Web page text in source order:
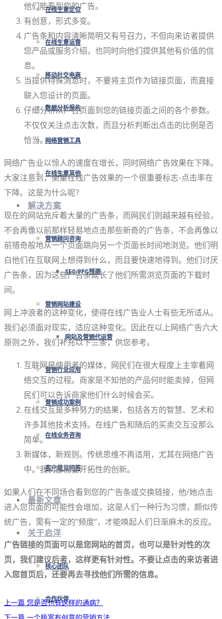
在线生意定位
在线生意运营
移动社交电商
数据分析报告
网络营销工具
在线生意其他
解决方案
营销顾问咨询
SEO/PPC预测
营销网站建设
网站及营销代运营
营销行业应用
营销成功案例
在线业务咨询
客户常见问答
最新文章
关于启洋
核心团队
合作伙伴
他们能看到您的广告。
有创意，形式多变。
广告条和内容清晰简明又有号召力，不但向来访者提供
您产品或服务介绍，也同时向他们提供其他有价值的信
息。
当提供特殊消息时，不要将主页作为链接页面，而直接
联入您设计的页面。
仔细分析从广告页面到您的链接页面之间的各个参数。
不仅仅关注点击次数，而且分析判断出点击的比例是否
恰当。
网络广告业以惊人的速度在增长，同时网络广告效果在下降。
大家注意到，衡量在线广告效果的一个很重要标志-点击率在
下降。这是为什么呢？
现在的网站充斥着大量的广告条，而网民们则越来越有经验，
不会再像以前那样轻易地点击那些新奇的广告条，不会再像以
前猎奇般地从一个页面跳向另一个页面长时间地浏览。他们明
白他们在互联网上想得到什么，而且要快速地得到。他们讨厌
广告条，因为这些广告条延长了他们所需浏览页面的下载时
间。
网上冲浪者的这种变化，使得在线广告业人士有些无所适从。
我们必须面对现实，适应这种变化。因此在以上网络广告六大
原则之外，我们补充以下三条，供您参考。
互联网是使用者的媒体，网民们在很大程度上主宰着网
络交互的过程。商家是不知他的产品何时能卖掉，但网
民们可以告诉商家他们什么时候会买。
在线交互是多种努力的结果，包括各方的智慧、艺术和
许多其他技术支持。在线广告和随后的买卖交互没那么
简单。
新媒体，新规则。传统思维不再适用，尤其在网络广告
中。我们都需要开拓性的创新。
如果人们在不同场合看到您的广告条或交换链接，他/她点击
进入您页面的可能性会增加，这是人们一种行为习惯，颇似传
统广告，需有一定的”频度”，才能唤起人们日渐麻木的反应。
广告链接的页面可以是您网站的首页，也可以是针对性的次
页，我们建议后者，这样更有针对性。不要让点击的来访者进
入您首页后，还要再去寻找他们所需的信息。
上一篇 您是否也有这样的通病？
下一篇 一个极富有创意的营销方法